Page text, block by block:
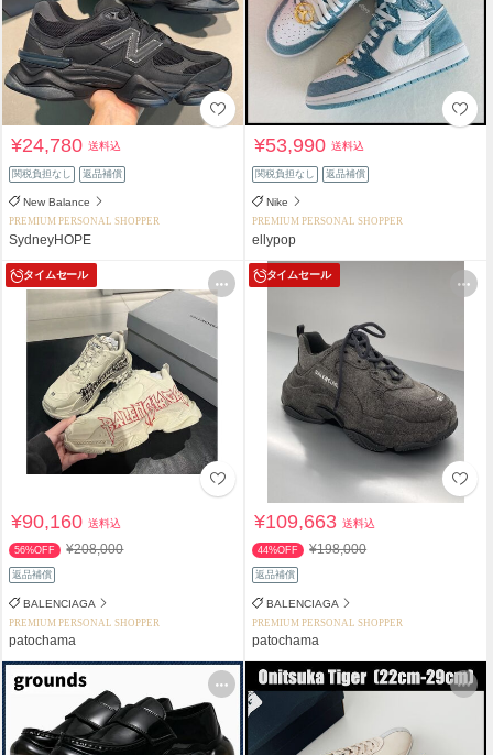
¥24,780送料込
関税負担なし 返品補償
New Balance
PREMIUM PERSONAL SHOPPER
SydneyHOPE
¥53,990送料込
関税負担なし 返品補償
Nike
PREMIUM PERSONAL SHOPPER
ellypop
タイムセール
¥90,160送料込
56%OFF ¥208,000
返品補償
BALENCIAGA
PREMIUM PERSONAL SHOPPER
patochama
タイムセール
¥109,663送料込
44%OFF ¥198,000
返品補償
BALENCIAGA
PREMIUM PERSONAL SHOPPER
patochama